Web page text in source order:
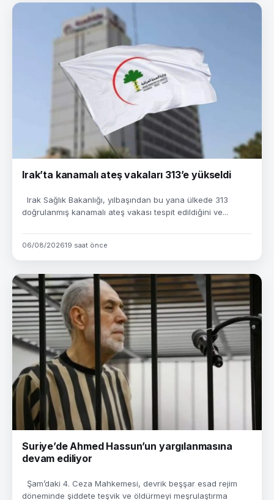
Irak’ta kanamalı ateş vakaları 313’e yükseldi
Irak Sağlık Bakanlığı, yılbaşından bu yana ülkede 313
doğrulanmış kanamalı ateş vakası tespit edildiğini ve...
06/08/202619 saat önce
Suriye’de Ahmed Hassun’un yargılanmasına
devam ediliyor
Şam’daki 4. Ceza Mahkemesi, devrik beşşar esad rejim
döneminde şiddete teşvik ve öldürmeyi meşrulaştırma